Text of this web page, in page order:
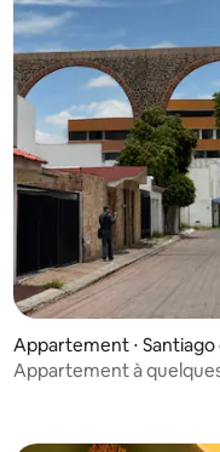
: 5 sur 5
sur la base de
Appartement ⋅ Santiago
erétaro
Appartement à